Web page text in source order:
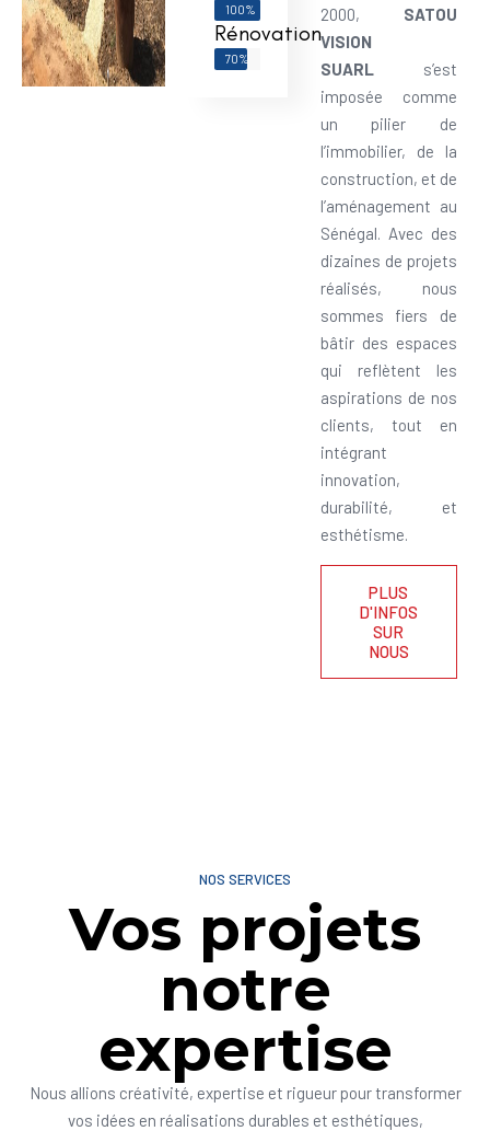
100%
Rénovation
70%
2000, SATOU
VISION
SUARLs’est
imposée comme
un pilier de
l’immobilier, de la
construction, et de
l’aménagement au
Sénégal. Avec des
dizaines de projets
réalisés, nous
sommes fiers de
bâtir des espaces
qui reflètent les
aspirations de nos
clients, tout en
intégrant
innovation,
durabilité, et
esthétisme.
PLUS
D'INFOS
SUR
NOUS
NOS SERVICES
Vos projets
notre
expertise
Nous allions créativité, expertise et rigueur pour transformer
vos idées en réalisations durables et esthétiques,